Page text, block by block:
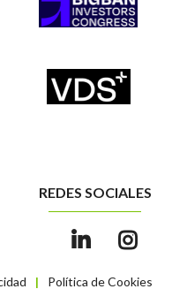
| Política de Cookies
REDES SOCIALES